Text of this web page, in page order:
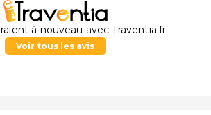
à nouveau avec Traventia.fr
Voir tous les avis